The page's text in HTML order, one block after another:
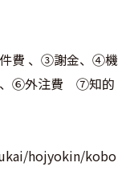
費 、③謝金、④機
、⑥外注費 ⑦知的
hojyokin/kobo